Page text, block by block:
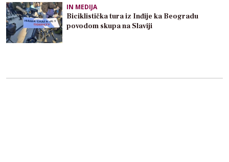
IN MEDIJA
Biciklistička tura iz Inđije ka Beogradu
povodom skupa na Slaviji